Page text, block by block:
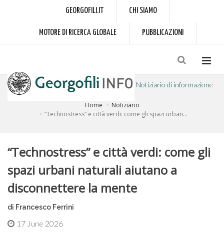
GEORGOFILI.IT CHI SIAMO
MOTORE DI RICERCA GLOBALE PUBBLICAZIONI
Notiziario di informazione
a cura dell'Accademia dei Georgofili
Home
Notiziario
“Technostress” e città verdi: come gli spazi urban...
“Technostress” e città verdi: come gli
spazi urbani naturali aiutano a
disconnettere la mente
di Francesco Ferrini
17 June 2026